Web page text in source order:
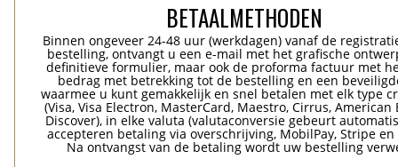
BETAALMETHODEN
Binnen ongeveer 24-48 uur (werkdagen) vanaf de
bestelling, ontvangt u een e-mail met het grafische
definitieve formulier, maar ook de proforma factuur met
bedrag met betrekking tot de bestelling en een
waarmee u kunt gemakkelijk en snel betalen met elk type
(Visa, Visa Electron, MasterCard, Maestro, Cirrus, American
Discover), in elke valuta (valutaconversie gebeurt
accepteren betaling via overschrijving, MobilPay, Stripe en
Na ontvangst van de betaling wordt uw bestelling